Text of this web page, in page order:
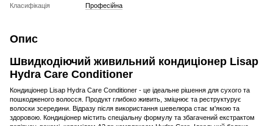
Класифікація
Професійна
Опис
Швидкодіючий живильний кондиціонер Lisap
Hydra Care Conditioner
Кондиціонер Lisap Hydra Care Conditioner - це ідеальне рішення для сухого та
пошкодженого волосся. Продукт глибоко живить, зміцнює та реструктурує
волоски зсередини. Відразу після використання шевелюра стає м'якою та
здоровою. Кондиціонер містить спеціальну формулу та збагачений екстрактом